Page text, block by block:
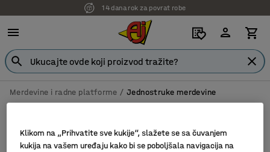
14 dana rok za povrat robe
Merdevine i radne platforme Jednostruke merdevine
Klikom na „Prihvatite sve kukije“, slažete se sa čuvanjem
kukija na vašem uređaju kako bi se poboljšala navigacija na